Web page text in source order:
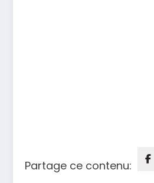
Partage ce contenu: